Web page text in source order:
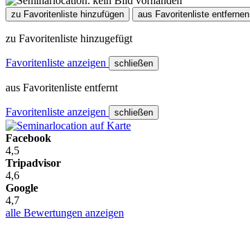
zu Favoritenliste hinzufügen aus Favoritenliste entfernen
zu Favoritenliste hinzugefügt
Favoritenliste anzeigen schließen
aus Favoritenliste entfernt
Favoritenliste anzeigen schließen
Facebook
4,5
Tripadvisor
4,6
Google
4,7
alle Bewertungen anzeigen